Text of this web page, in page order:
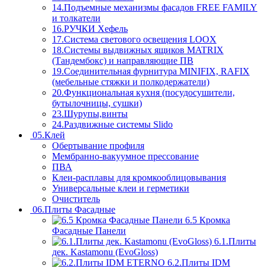
14.Подъемные механизмы фасадов FREE FAMILY
и толкатели
16.РУЧКИ Хефель
17.Система светового освещения LOOX
18.Системы выдвижных ящиков MATRIX
(Тандембокс) и направляющие ПВ
19.Соединительная фурнитура MINIFIX, RAFIX
(мебельные стяжки и полкодержатели)
20.Функциональная кухня (посудосушители,
бутылочницы, сушки)
23.Шурупы,винты
24.Раздвижные системы Slido
05.Клей
Обертывание профиля
Мембранно-вакуумное прессование
ПВА
Клеи-расплавы для кромкооблицовывания
Универсальные клеи и герметики
Очиститель
06.Плиты Фасадные
6.5 Кромка
Фасадные Панели
6.1.Плиты
дек. Kastamonu (EvoGloss)
6.2.Плиты IDM